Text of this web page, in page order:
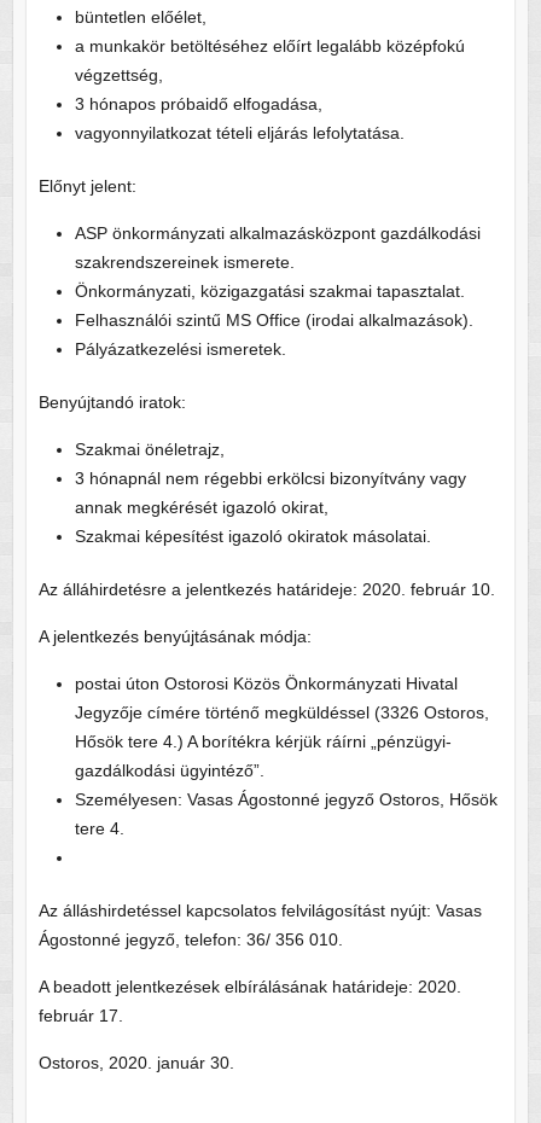
büntetlen előélet,
a munkakör betöltéséhez előírt legalább középfokú
végzettség,
3 hónapos próbaidő elfogadása,
vagyonnyilatkozat tételi eljárás lefolytatása.
Előnyt jelent:
ASP önkormányzati alkalmazásközpont gazdálkodási
szakrendszereinek ismerete.
Önkormányzati, közigazgatási szakmai tapasztalat.
Felhasználói szintű MS Office (irodai alkalmazások).
Pályázatkezelési ismeretek.
Benyújtandó iratok:
Szakmai önéletrajz,
3 hónapnál nem régebbi erkölcsi bizonyítvány vagy
annak megkérését igazoló okirat,
Szakmai képesítést igazoló okiratok másolatai.
Az álláhirdetésre a jelentkezés határideje: 2020. február 10.
A jelentkezés benyújtásának módja:
postai úton Ostorosi Közös Önkormányzati Hivatal
Jegyzője címére történő megküldéssel (3326 Ostoros,
Hősök tere 4.) A borítékra kérjük ráírni „pénzügyi-
gazdálkodási ügyintéző”.
Személyesen: Vasas Ágostonné jegyző Ostoros, Hősök
tere 4.
Az álláshirdetéssel kapcsolatos felvilágosítást nyújt: Vasas
Ágostonné jegyző, telefon: 36/ 356 010.
A beadott jelentkezések elbírálásának határideje: 2020.
február 17.
Ostoros, 2020. január 30.